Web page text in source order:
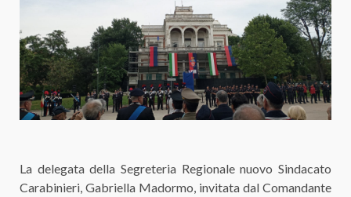
La delegata della Segreteria Regionale nuovo Sindacato
Carabinieri, Gabriella Madormo, invitata dal Comandante